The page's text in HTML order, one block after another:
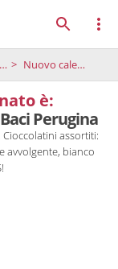
Nuovo calendario dell'avvento Baci Perugina
è:
Perugina
assortiti:
avvolgente, bianco